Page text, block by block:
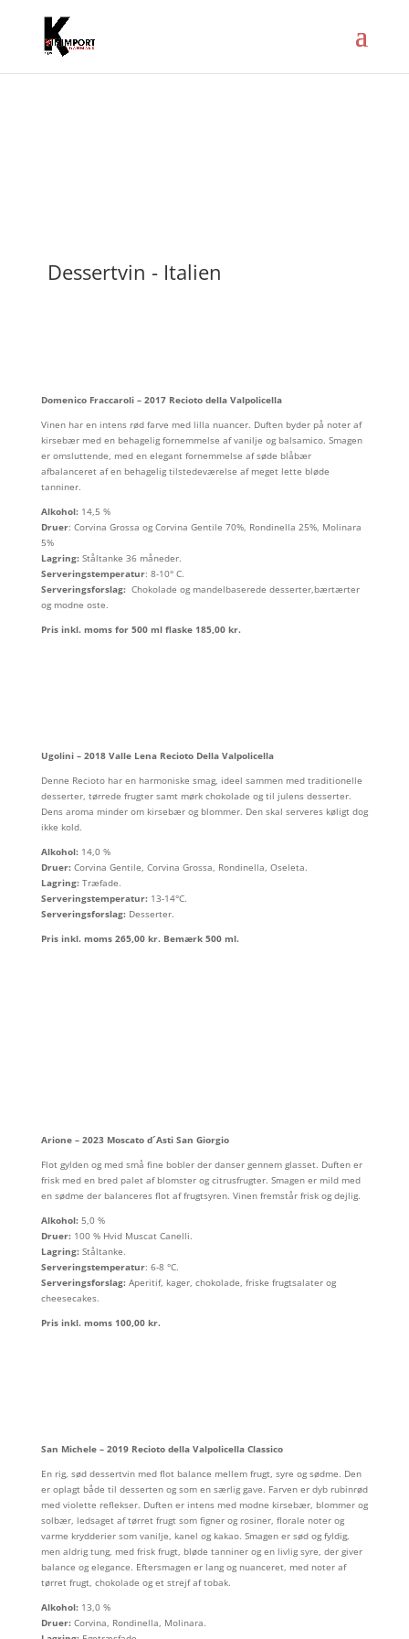
Dessertvin - Italien
Domenico Fraccaroli – 2017 Recioto della Valpolicella
Vinen har en intens rød farve med lilla nuancer. Duften byder på noter af
kirsebær med en behagelig fornemmelse af vanilje og balsamico. Smagen
er omsluttende, med en elegant fornemmelse af søde blåbær
afbalanceret af en behagelig tilstedeværelse af meget lette bløde
tanniner.
Alkohol:14,5 %
Druer: Corvina Grossa og Corvina Gentile 70%, Rondinella 25%, Molinara
5%
Lagring:Ståltanke 36 måneder.
Serveringstemperatur: 8-10° C.
Serveringsforslag:Chokolade og mandelbaserede desserter,bærtærter
og modne oste.
Pris inkl. moms for 500 ml flaske 185,00 kr.
Ugolini – 2018 Valle Lena Recioto Della Valpolicella
Denne Recioto har en harmoniske smag, ideel sammen med traditionelle
desserter, tørrede frugter samt mørk chokolade og til julens desserter.
Dens aroma minder om kirsebær og blommer. Den skal serveres køligt dog
ikke kold.
Alkohol:14,0 %
Druer:Corvina Gentile, Corvina Grossa, Rondinella, Oseleta.
Lagring: Træfade.
Serveringstemperatur:13-14°C.
Serveringsforslag:Desserter.
Pris inkl. moms 265,00 kr. Bemærk 500 ml.
Arione – 2023 Moscato d´Asti San Giorgio
Flot gylden og med små fine bobler der danser gennem glasset. Duften er
frisk med en bred palet af blomster og citrusfrugter. Smagen er mild med
en sødme der balanceres flot af frugtsyren. Vinen fremstår frisk og dejlig.
Alkohol: 5,0 %
Druer:100 % Hvid Muscat Canelli.
Lagring:Ståltanke.
Serveringstemperatur: 6-8 °C.
Serveringsforslag:Aperitif, kager, chokolade, friske frugtsalater og
cheesecakes.
Pris inkl. moms 100,00 kr.
San Michele – 2019 Recioto della Valpolicella Classico
En rig, sød dessertvin med flot balance mellem frugt, syre og sødme. Den
er oplagt både til desserten og som en særlig gave. Farven er dyb rubinrød
med violette reflekser. Duften er intens med modne kirsebær, blommer og
solbær, ledsaget af tørret frugt som figner og rosiner, florale noter og
varme krydderier som vanilje, kanel og kakao. Smagen er sød og fyldig,
men aldrig tung, med frisk frugt, bløde tanniner og en livlig syre, der giver
balance og elegance. Eftersmagen er lang og nuanceret, med noter af
tørret frugt, chokolade og et strejf af tobak.
Alkohol:13,0 %
Druer: Corvina, Rondinella, Molinara.